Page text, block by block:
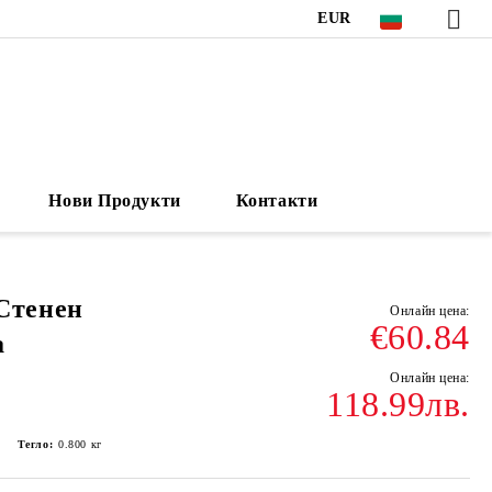
EUR
Нови Продукти Контакти
€60.84
118.99лв.
Тегло: 0.800 кг